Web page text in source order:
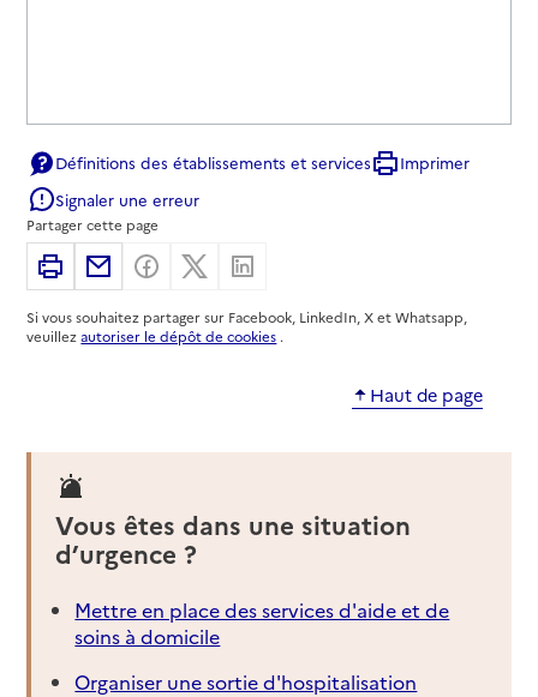
Définitions des établissements et services
Imprimer
Signaler une erreur
Partager cette page
ImprimerPartager par email
Partager sur Facebook
Partager sur X
Si vous souhaitez partager sur Facebook, LinkedIn, X et Whatsapp,
veuillezautoriser le dépôt de cookies .
Haut de page
Vous êtes dans une situation
d’urgence ?
Mettre en place des services d'aide et de
soins à domicile
Organiser une sortie d'hospitalisation